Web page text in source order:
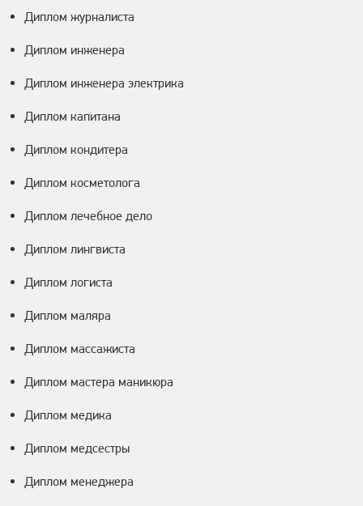
Диплом журналиста
Диплом инженера
Диплом инженера электрика
Диплом капитана
Диплом кондитера
Диплом косметолога
Диплом лечебное дело
Диплом лингвиста
Диплом логиста
Диплом маляра
Диплом массажиста
Диплом мастера маникюра
Диплом медика
Диплом медсестры
Диплом менеджера